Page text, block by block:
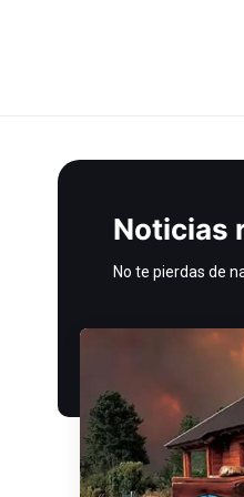
Noticias
No te pierdas de